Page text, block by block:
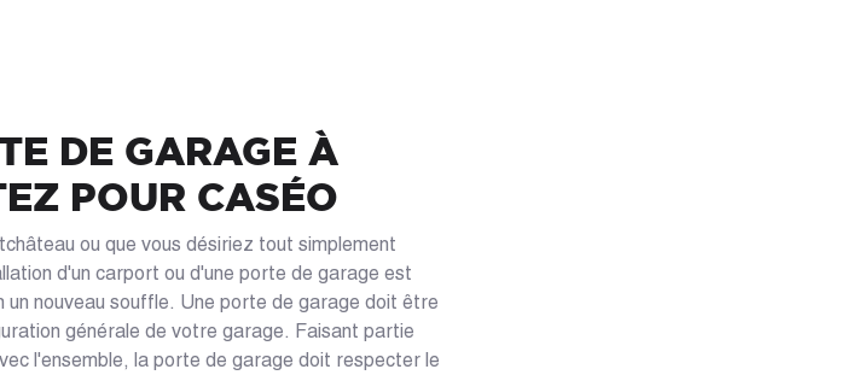
DE GARAGE À
POUR CASÉO
ou que vous désiriez tout simplement
d'un carport ou d'une porte de garage est
nouveau souffle. Une porte de garage doit être
générale de votre garage. Faisant partie
l'ensemble, la porte de garage doit respecter le